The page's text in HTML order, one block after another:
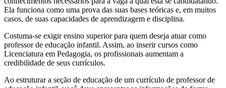
Ela funciona como uma prova das suas bases teóricas e, em muitos
casos, de suas capacidades de aprendizagem e disciplina.
Costuma-se exigir ensino superior para quem deseja atuar como
professor de educação infantil. Assim, ao inserir cursos como
Licenciatura em Pedagogia, os profissionais aumentam a
credibilidade de seus currículos.
Ao estruturar a seção de educação de um currículo de professor de